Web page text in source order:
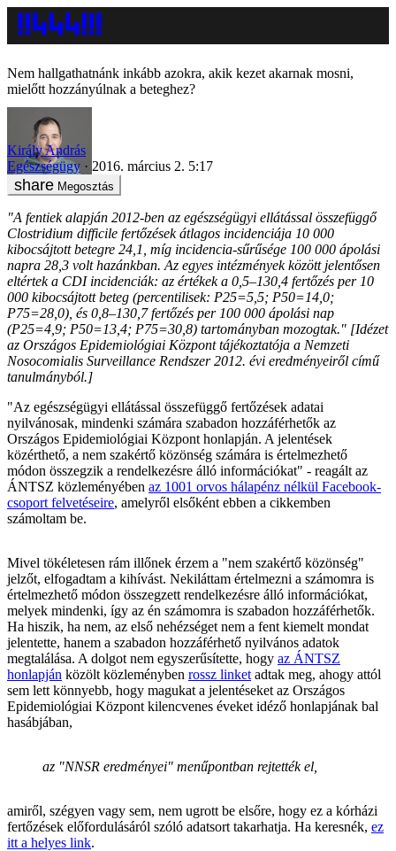
Nem hallgathatnánk inkább azokra, akik kezet akarnak mosni,
mielőtt hozzányúlnak a beteghez?
Király András
Egészségügy
2016. március 2. 5:17
Megosztás
"A fentiek alapján 2012-ben az egészségügyi ellátással összefüggő
Clostridium difficile fertőzések átlagos incidenciája 10 000
kibocsájtott betegre 24,1, míg incidencia-sűrűsége 100 000 ápolási
napra 28,3 volt hazánkban. Az egyes intézmények között jelentősen
eltértek a CDI incidenciák: az értékek a 0,5–130,4 fertőzés per 10
000 kibocsájtott beteg (percentilisek: P25=5,5; P50=14,0;
P75=28,0), és 0,8–130,7 fertőzés per 100 000 ápolási nap
(P25=4,9; P50=13,4; P75=30,8) tartományban mozogtak." [Idézet
az Országos Epidemiológiai Központ tájékoztatója a Nemzeti
Nosocomialis Surveillance Rendszer 2012. évi eredményeiről című
tanulmányból.]
"Az egészségügyi ellátással összefüggő fertőzések adatai
nyilvánosak, mindenki számára szabadon hozzáférhetők az
Országos Epidemiológiai Központ honlapján. A jelentések
közérthető, a nem szakértő közönség számára is értelmezhető
módon összegzik a rendelkezésre álló információkat" - reagált az
ÁNTSZ közleményében az 1001 orvos hálapénz nélkül Facebook-
csoport felvetéseire, amelyről elsőként ebben a cikkemben
számoltam be.
Mivel tökéletesen rám illőnek érzem a "nem szakértő közönség"
jelzőt, elfogadtam a kihívást. Nekiláttam értelmezni a számomra is
értelmezhető módon összegzett rendelkezésre álló információkat,
melyek mindenki, így az én számomra is szabadon hozzáférhetők.
Ha hiszik, ha nem, az első nehézséget nem a fent kiemelt mondat
jelentette, hanem a szabadon hozzáférhető nyilvános adatok
megtalálása. A dolgot nem egyszerűsítette, hogy az ÁNTSZ
honlapján közölt közleményben rossz linket adtak meg, ahogy attól
sem lett könnyebb, hogy magukat a jelentéseket az Országos
Epidemiológiai Központ kilencvenes éveket idéző honlapjának bal
hasábjában,
az "NNSR eredményei" menűpontban rejtették el,
amiről, szégyen vagy sem, nem ugrott be elsőre, hogy ez a kórházi
fertőzések előfordulásáról szóló adatsort takarhatja. Ha keresnék, ez
itt a helyes link.